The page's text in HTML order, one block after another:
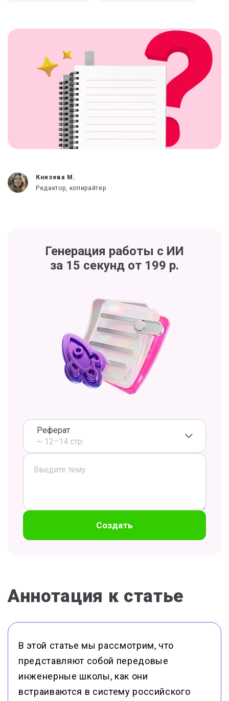
Князева М.
Редактор, копирайтер
Генерация работы с ИИ
за 15 секунд от 199 р.
Реферат
~ 12–14 стр.
Создать
Аннотация к статье
В этой статье мы рассмотрим, что
представляют собой передовые
инженерные школы, как они
встраиваются в систему российского